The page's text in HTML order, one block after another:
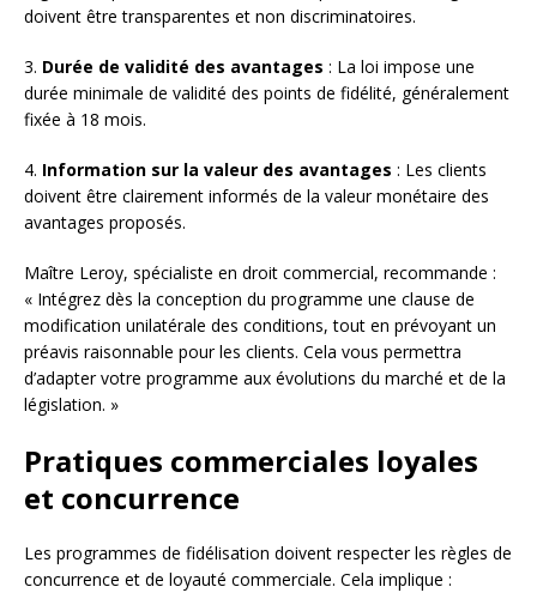
doivent être transparentes et non discriminatoires.
3. Durée de validité des avantages : La loi impose une
durée minimale de validité des points de fidélité, généralement
fixée à 18 mois.
4. Information sur la valeur des avantages : Les clients
doivent être clairement informés de la valeur monétaire des
avantages proposés.
Maître Leroy, spécialiste en droit commercial, recommande :
« Intégrez dès la conception du programme une clause de
modification unilatérale des conditions, tout en prévoyant un
préavis raisonnable pour les clients. Cela vous permettra
d’adapter votre programme aux évolutions du marché et de la
législation. »
Pratiques commerciales loyales
et concurrence
Les programmes de fidélisation doivent respecter les règles de
concurrence et de loyauté commerciale. Cela implique :